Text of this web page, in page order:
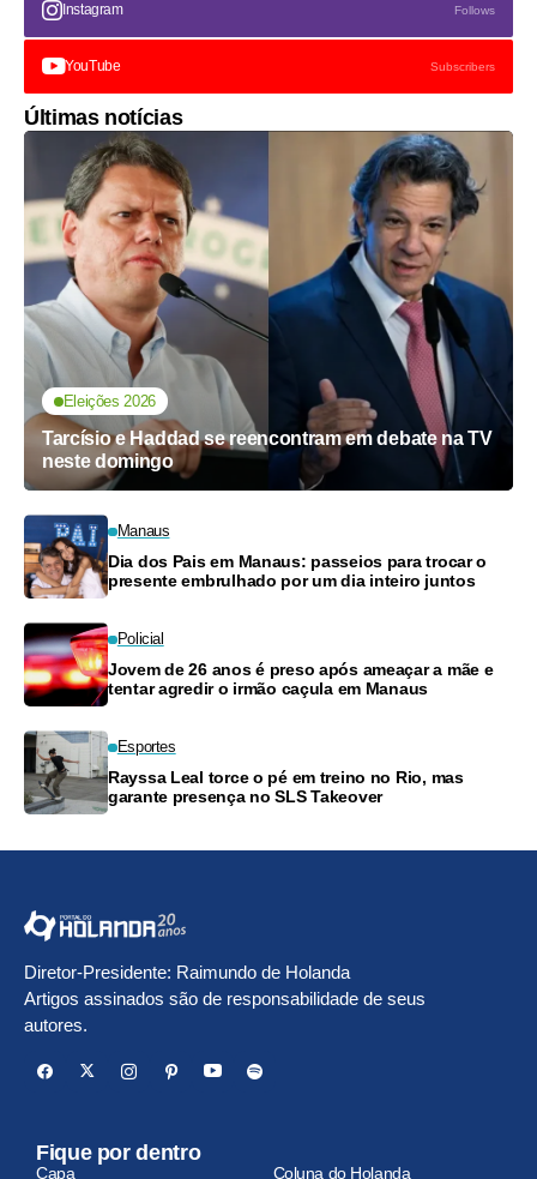
Instagram Follows
YouTube Subscribers
Últimas notícias
Eleições 2026
Tarcísio e Haddad se reencontram em debate na TV
neste domingo
Manaus
Dia dos Pais em Manaus: passeios para trocar o
presente embrulhado por um dia inteiro juntos
Policial
Jovem de 26 anos é preso após ameaçar a mãe e
tentar agredir o irmão caçula em Manaus
Esportes
Rayssa Leal torce o pé em treino no Rio, mas
garante presença no SLS Takeover
Diretor-Presidente: Raimundo de Holanda
Artigos assinados são de responsabilidade de seus
autores.
Fique por dentro
Capa Coluna do Holanda